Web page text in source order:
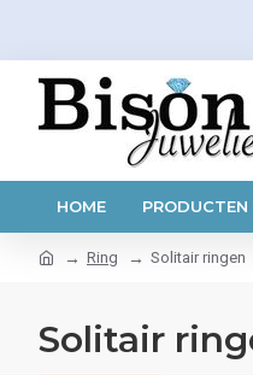
HOME PRODUCTEN
Ring Solitair ringen
Solitair